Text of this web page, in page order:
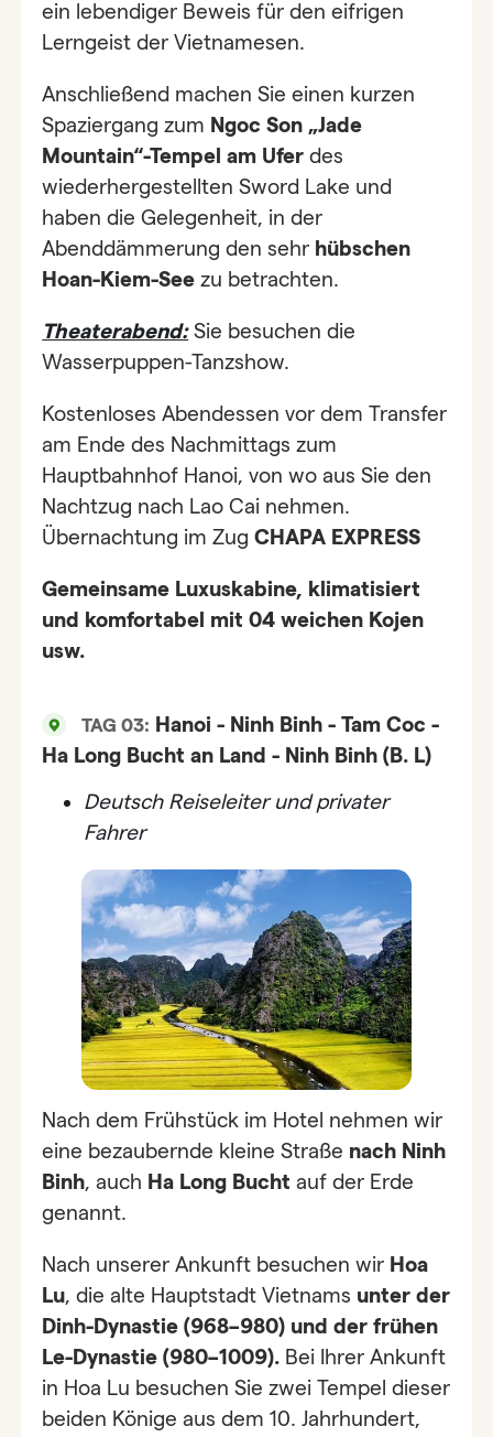
ein lebendiger Beweis für den eifrigen
Lerngeist der Vietnamesen.
Anschließend machen Sie einen kurzen
Spaziergang zum Ngoc Son „Jade
Mountain“-Tempel am Ufer des
wiederhergestellten Sword Lake und
haben die Gelegenheit, in der
Abenddämmerung den sehr hübschen
Hoan-Kiem-See zu betrachten.
Theaterabend:Sie besuchen die
Wasserpuppen-Tanzshow.
Kostenloses Abendessen vor dem Transfer
am Ende des Nachmittags zum
Hauptbahnhof Hanoi, von wo aus Sie den
Nachtzug nach Lao Cai nehmen.
Übernachtung im ZugCHAPA EXPRESS
Gemeinsame Luxuskabine, klimatisiert
und komfortabel mit 04 weichen Kojen
usw.
TAG 03: Hanoi - Ninh Binh - Tam Coc -
Ha Long Bucht an Land - Ninh Binh (B. L)
Deutsch Reiseleiter und privater
Fahrer
Nach dem Frühstück im Hotel nehmen wir
eine bezaubernde kleine Straße nach Ninh
Binh, auch Ha Long Bucht auf der Erde
genannt.
Nach unserer Ankunft besuchen wir Hoa
Lu, die alte Hauptstadt Vietnams unter der
Dinh-Dynastie (968–980) und der frühen
Le-Dynastie (980–1009). Bei Ihrer Ankunft
in Hoa Lu besuchen Sie zwei Tempel dieser
beiden Könige aus dem 10. Jahrhundert,